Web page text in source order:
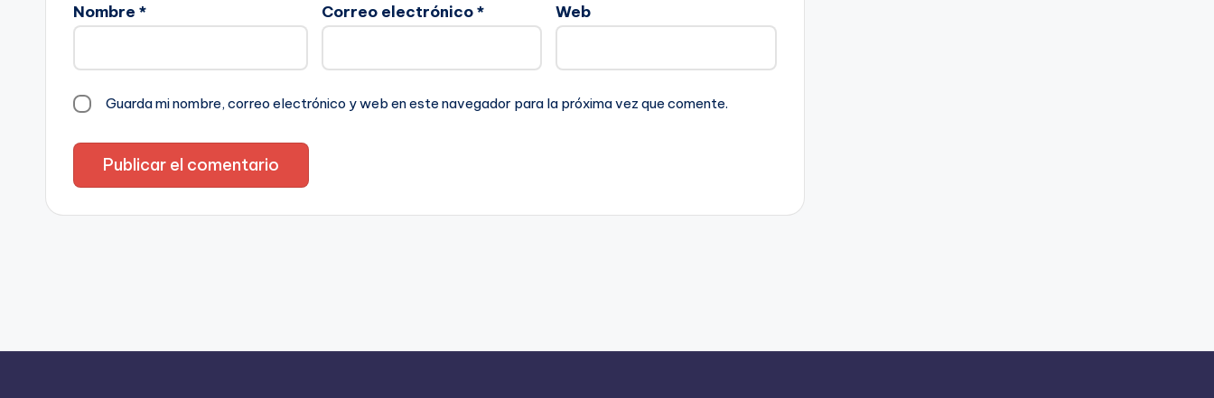
Nombre * Correo electrónico* Web
Guarda mi nombre, correo electrónico y web en este navegador para la próxima vez que comente.